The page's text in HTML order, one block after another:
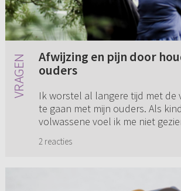
Afwijzing en pijn door
ouders
Ik worstel al langere tijd met de
te gaan met mijn ouders. Als
volwassene voel ik me niet
boontjes moeten dopp...
2 reacties